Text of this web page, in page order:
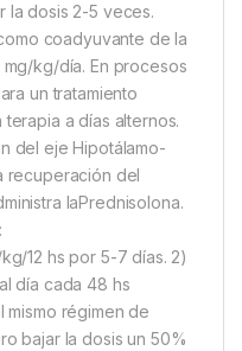
la dosis 2-5 veces.
coadyuvante de la
kg/día. En procesos
un tratamiento
a días alternos.
del eje Hipotálamo-
recuperación del
laPrednisolona.
12 hs por 5-7 días. 2)
día cada 48 hs
mismo régimen de
bajar la dosis un 50%